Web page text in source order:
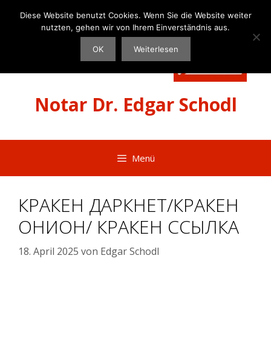
Inhalt
Notar Dr. Edgar Schodl
Menü
КРАКЕН ДАРКНЕТ/КРАКЕН
ОНИОН/ КРАКЕН ССЫЛКА
18. April 2025 von Edgar Schodl
Diese Website benutzt Cookies. Wenn Sie die Website weiter
nutzten, gehen wir von Ihrem Einverständnis aus.
OK Weiterlesen